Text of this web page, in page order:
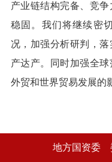
产业链结构完备、竞
稳固。我们将继续密
况，加强分析研判，
产达产。同时加强全
外贸和世界贸易发展的
地方国资委